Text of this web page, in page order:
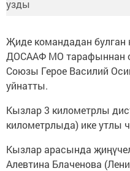
Җиде командадан булган
ДОСААФ МО тарафыннан
Союзы Герое Василий
уйнатты.
Кызлар 3 километрлы
километрлыда) ике утлы
Кызлар арасында
Алевтина Блаченова